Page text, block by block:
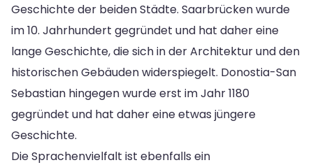
Geschichte der beiden Städte. Saarbrücken wurde
im 10. Jahrhundert gegründet und hat daher eine
lange Geschichte, die sich in der Architektur und den
historischen Gebäuden widerspiegelt. Donostia-San
Sebastian hingegen wurde erst im Jahr 1180
gegründet und hat daher eine etwas jüngere
Geschichte.
Die Sprachenvielfalt ist ebenfalls ein